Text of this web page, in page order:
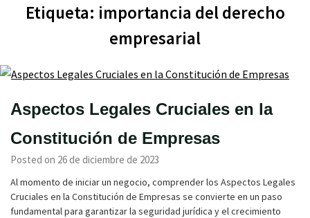
Etiqueta: importancia del derecho
empresarial
Aspectos Legales Cruciales en la
Constitución de Empresas
Posted on 26 de diciembre de 2023
Al momento de iniciar un negocio, comprender los Aspectos Legales
Cruciales en la Constitución de Empresas se convierte en un paso
fundamental para garantizar la seguridad jurídica y el crecimiento